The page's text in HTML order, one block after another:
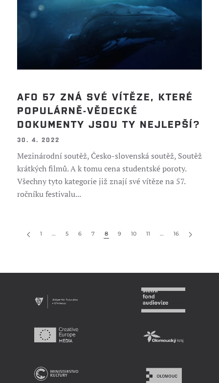
AFO 57 ZNÁ SVÉ VÍTĚZE, KTERÉ
POPULÁRNĚ-VĚDECKÉ
DOKUMENTY JSOU TY NEJLEPŠÍ?
30. 4. 2022
Mezinárodní soutěž, Česko-slovenská soutěž, Soutěž
krátkých filmů. A k tomu cena studentské poroty.
Všechny tyto kategorie již znají své vítěze na 57.
ročníku festivalu...
1 … 5 6 7 8 9 10 11 … 16